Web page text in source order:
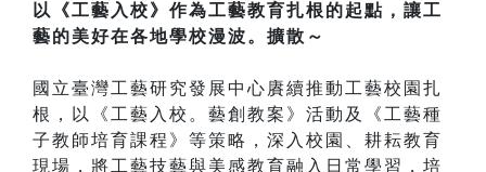
以《工藝入校》作為工藝教育扎根的起點，讓工
藝的美好在各地學校漫波。擴散～
國立臺灣工藝研究發展中心賡續推動工藝校園扎
根，以《工藝入校。藝創教案》活動及《工藝種
子教師培育課程》等策略，深入校園、耕耘教育
現場，將工藝技藝與美感教育融入日常學習，培